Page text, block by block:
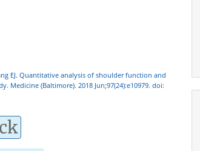
EJ. Quantitative analysis of shoulder function and
Medicine (Baltimore). 2018 Jun;97(24):e10979. doi: